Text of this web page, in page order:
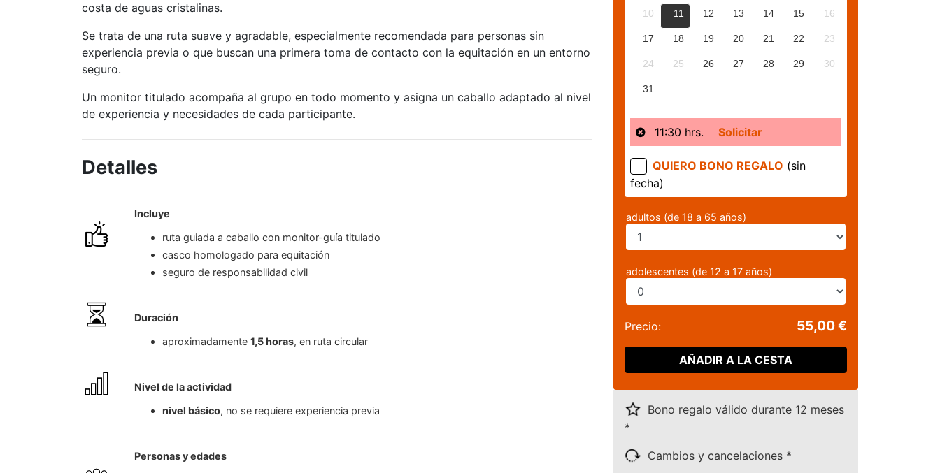
costa de aguas cristalinas.
Se trata de una ruta suave y agradable, especialmente recomendada para personas sin
experiencia previa o que buscan una primera toma de contacto con la equitación en un entorno
seguro.
Un monitor titulado acompaña al grupo en todo momento y asigna un caballo adaptado al nivel
de experiencia y necesidades de cada participante.
Detalles
Incluye
ruta guiada a caballo con monitor-guía titulado
casco homologado para equitación
seguro de responsabilidad civil
Duración
aproximadamente1,5 horas, en ruta circular
Nivel de la actividad
nivel básico, no se requiere experiencia previa
Personas y edades
10 11 12 13 14 15 16
17 18 19 20 21 22 23
24 25 26 27 28 29 30
31
11:30 hrs. Solicitar
QUIERO BONO REGALO (sin
fecha)
adultos (de 18 a 65 años)
adolescentes (de 12 a 17 años)
Precio: 55,00 €
AÑADIR A LA CESTA
Bono regalo válido durante 12 meses
*
Cambios y cancelaciones *